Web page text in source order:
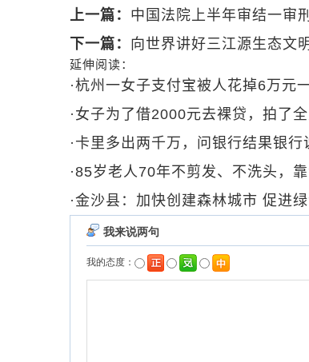
上一篇： 中国法院上半年审结一审
下一篇： 向世界讲好三江源生态文
延伸阅读：
·杭州一女子支付宝被人花掉6万元
· 女子为了借2000元去裸贷，拍了
· 卡里多出两千万，问银行结果银行
·85岁老人70年不剪发、不洗头，靠
·金沙县：加快创建森林城市 促进